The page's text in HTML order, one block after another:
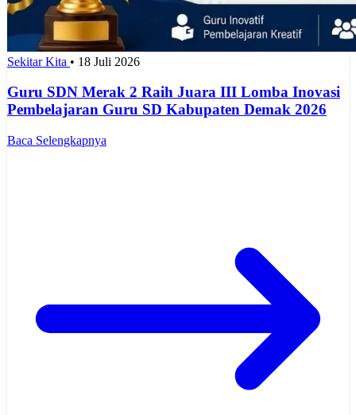
Sekitar Kita • 18 Juli 2026
Guru SDN Merak 2 Raih Juara III Lomba Inovasi
Pembelajaran Guru SD Kabupaten Demak 2026
Baca Selengkapnya